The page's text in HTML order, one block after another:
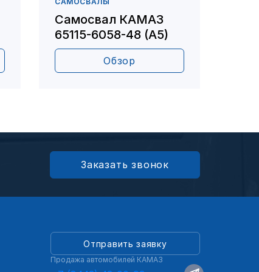
Самосвал КАМАЗ
65115-6058-48 (А5)
Обзор
Заказать звонок
Отправить заявку
Продажа автомобилей КАМАЗ